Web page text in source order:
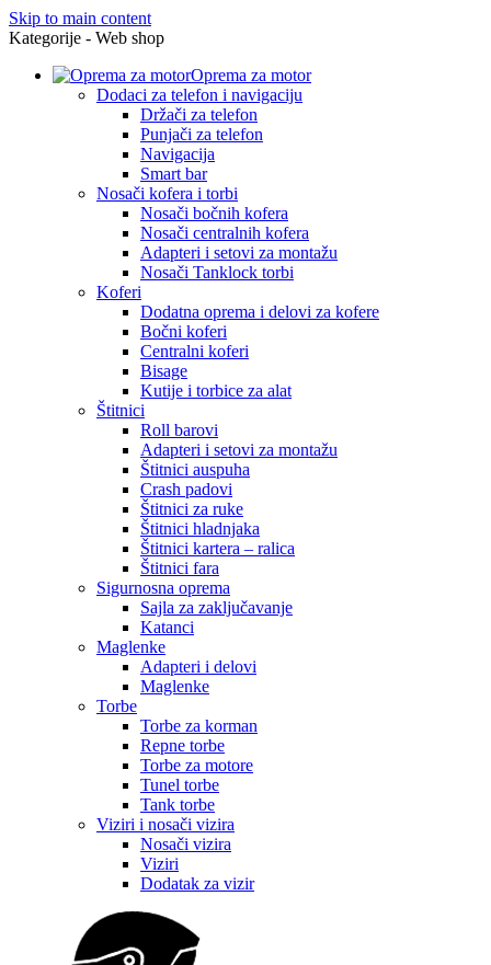
Skip to main content
Kategorije - Web shop
Oprema za motor
Dodaci za telefon i navigaciju
Držači za telefon
Punjači za telefon
Navigacija
Smart bar
Nosači kofera i torbi
Nosači bočnih kofera
Nosači centralnih kofera
Adapteri i setovi za montažu
Nosači Tanklock torbi
Koferi
Dodatna oprema i delovi za kofere
Bočni koferi
Centralni koferi
Bisage
Kutije i torbice za alat
Štitnici
Roll barovi
Adapteri i setovi za montažu
Štitnici auspuha
Crash padovi
Štitnici za ruke
Štitnici hladnjaka
Štitnici kartera – ralica
Štitnici fara
Sigurnosna oprema
Sajla za zaključavanje
Katanci
Maglenke
Adapteri i delovi
Maglenke
Torbe
Torbe za korman
Repne torbe
Torbe za motore
Tunel torbe
Tank torbe
Viziri i nosači vizira
Nosači vizira
Viziri
Dodatak za vizir